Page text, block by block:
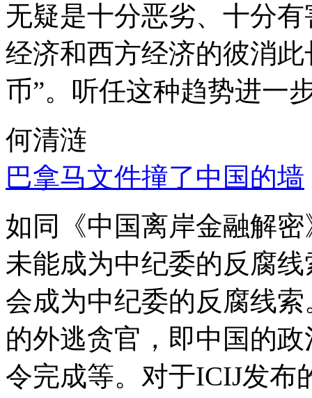
无疑是十分恶劣、十分
经济和西方经济的彼消
币”。听任这种趋势进一
何清涟
巴拿马文件撞了中国的墙
如同《中国离岸金融解
未能成为中纪委的反腐
会成为中纪委的反腐线
的外逃贪官，即中国的
令完成等。对于ICIJ发布